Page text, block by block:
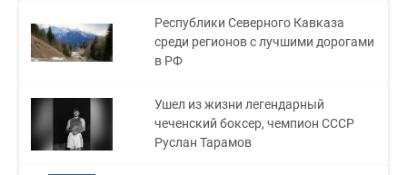
Республики Северного Кавказа
среди регионов с лучшими дорогами
в РФ
Ушел из жизни легендарный
чеченский боксер, чемпион СССР
Руслан Тарамов